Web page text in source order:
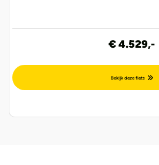
€ 4.529,-
Bekijk deze fiets